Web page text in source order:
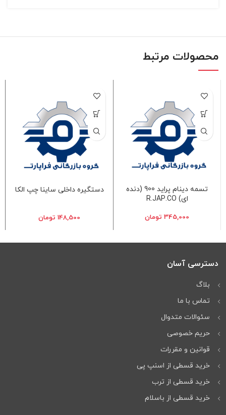
محصولات مرتبط
تسمه دینام پراید 900 (دنده
ای) R.JAP.CO
345,000 تومان
دستگیره داخلی ساینا چپ الکا
148,500 تومان
دسترسی آسان
بلاگ
تماس با ما
سئوالات متدوال
حریم خصوصی
قوانین و مقررات
خرید قسطی از اسنپ پی
خرید قسطی از ترب
خرید قسطی از باسلام